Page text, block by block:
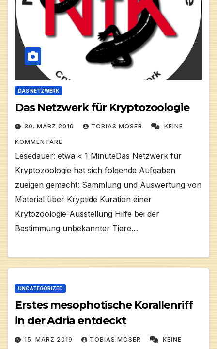
DAS NETZWERK
Das Netzwerk für Kryptozoologie
30. MÄRZ 2019 TOBIAS MÖSER KEINE
KOMMENTARE
Lesedauer: etwa < 1 MinuteDas Netzwerk für
Kryptozoologie hat sich folgende Aufgaben
zueigen gemacht: Sammlung und Auswertung von
Material über Kryptide Kuration einer
Krytozoologie-Ausstellung Hilfe bei der
Bestimmung unbekannter Tiere…
UNCATEGORIZED
Erstes mesophotische Korallenriff
in der Adria entdeckt
15. MÄRZ 2019 TOBIAS MÖSER KEINE